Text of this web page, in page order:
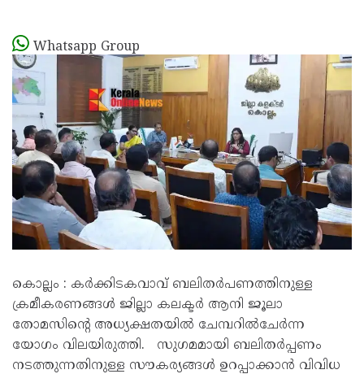
Whatsapp Group
കൊല്ലം : കർക്കിടകവാവ് ബലിതർപണത്തിനുള്ള
ക്രമീകരണങ്ങൾ ജില്ലാ കലക്ടർ ആനി ജൂലാ
തോമസിന്റെ അധ്യക്ഷതയിൽ ചേമ്പറിൽചേർന്ന
യോഗം വിലയിരുത്തി. സുഗമമായി ബലിതർപ്പണം
നടത്തുന്നതിനുള്ള സൗകര്യങ്ങൾ ഉറപ്പാക്കാൻ വിവിധ